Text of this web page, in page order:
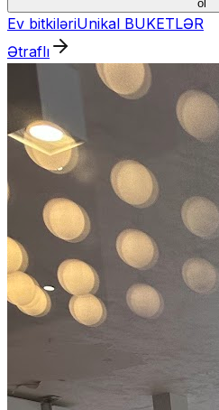
ol
Ev bitkiləriUnikal BUKETLƏR
Ətraflı